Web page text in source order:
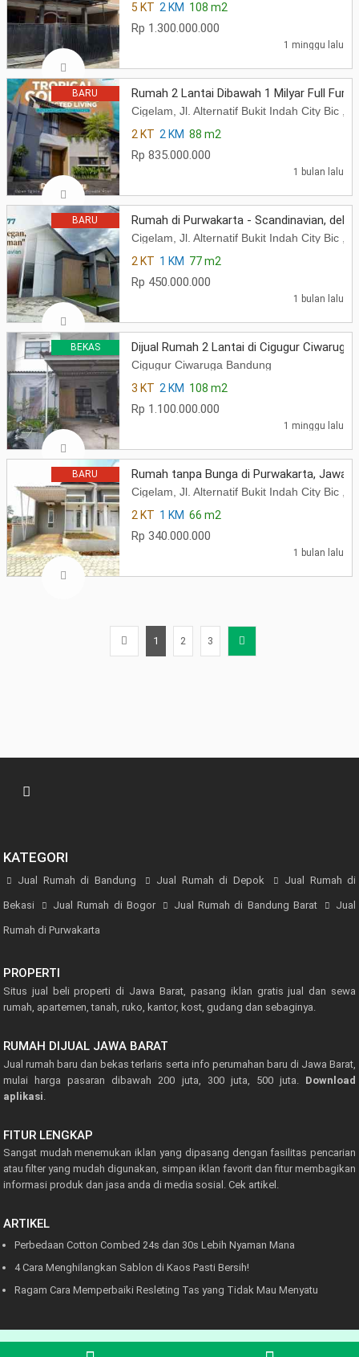
5 KT 2 KM 108 m2
Rp 1.300.000.000
1 minggu lalu
BARU Rumah 2 Lantai Dibawah 1 Milyar Full
Cigelam, Jl. Alternatif Bukit Indah City Bic ,
2 KT 2 KM 88 m2
Rp 835.000.000
1 bulan lalu
BARU Rumah di Purwakarta - Scandinavian,
Cigelam, Jl. Alternatif Bukit Indah City Bic ,
2 KT 1 KM 77 m2
Rp 450.000.000
1 bulan lalu
BEKAS Dijual Rumah 2 Lantai di Cigugur Ciwaruga
Cigugur Ciwaruga Bandung
3 KT 2 KM 108 m2
Rp 1.100.000.000
1 minggu lalu
BARU Rumah tanpa Bunga di Purwakarta, Jawa
Cigelam, Jl. Alternatif Bukit Indah City Bic ,
2 KT 1 KM 66 m2
Rp 340.000.000
1 bulan lalu
1 2 3
KATEGORI
Jual Rumah di Bandung Jual Rumah di Depok Jual Rumah di
Bekasi Jual Rumah di Bogor Jual Rumah di Bandung Barat Jual
Rumah di Purwakarta
PROPERTI
Situs jual beli properti di Jawa Barat, pasang iklan gratis jual dan sewa
rumah, apartemen, tanah, ruko, kantor, kost, gudang dan sebaginya.
RUMAH DIJUAL JAWA BARAT
Jual rumah baru dan bekas terlaris serta info perumahan baru di Jawa Barat,
mulai harga pasaran dibawah 200 juta, 300 juta, 500 juta. Download
aplikasi
FITUR LENGKAP
Sangat mudah menemukan iklan yang dipasang dengan fasilitas pencarian
atau filter yang mudah digunakan, simpan iklan favorit dan fitur membagikan
informasi produk dan jasa anda di media sosial. Cek artikel.
ARTIKEL
Perbedaan Cotton Combed 24s dan 30s Lebih Nyaman Mana
4 Cara Menghilangkan Sablon di Kaos Pasti Bersih!
Ragam Cara Memperbaiki Resleting Tas yang Tidak Mau Menyatu